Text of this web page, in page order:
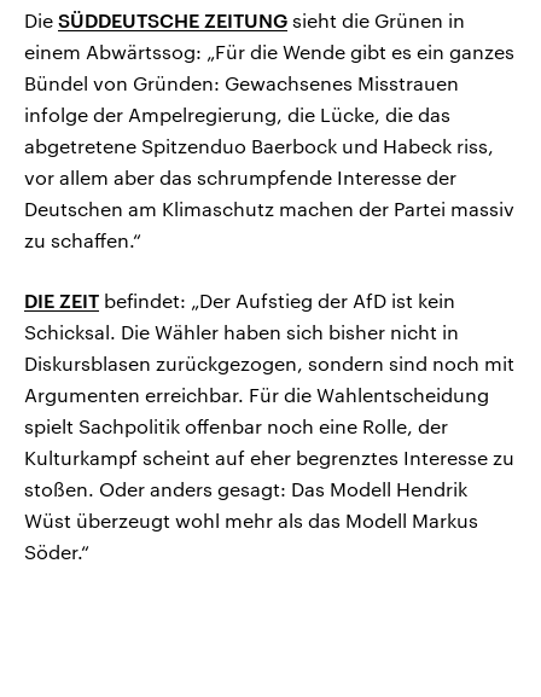
Die SÜDDEUTSCHE ZEITUNG sieht die Grünen in
einem Abwärtssog: „Für die Wende gibt es ein ganzes
Bündel von Gründen: Gewachsenes Misstrauen
infolge der Ampelregierung, die Lücke, die das
abgetretene Spitzenduo Baerbock und Habeck riss,
vor allem aber das schrumpfende Interesse der
Deutschen am Klimaschutz machen der Partei massiv
zu schaffen.“
DIE ZEIT befindet: „Der Aufstieg der AfD ist kein
Schicksal. Die Wähler haben sich bisher nicht in
Diskursblasen zurückgezogen, sondern sind noch mit
Argumenten erreichbar. Für die Wahlentscheidung
spielt Sachpolitik offenbar noch eine Rolle, der
Kulturkampf scheint auf eher begrenztes Interesse zu
stoßen. Oder anders gesagt: Das Modell Hendrik
Wüst überzeugt wohl mehr als das Modell Markus
Söder.“